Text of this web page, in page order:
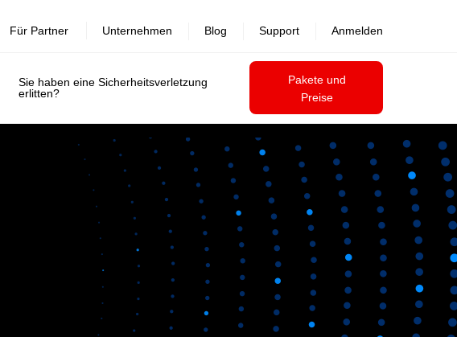
Sie haben eine Sicherheitsverletzung
erlitten?
Pakete und
Preise
Für Partner Unternehmen Blog Support Anmelden